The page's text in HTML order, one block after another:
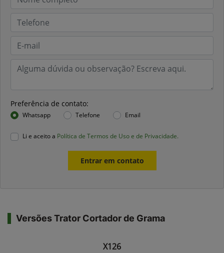
Preferência de contato:
Whatsapp Telefone Email
Li e aceito a Política de Termos de Uso e de Privacidade.
Entrar em contato
Versões Trator Cortador de Grama
X126